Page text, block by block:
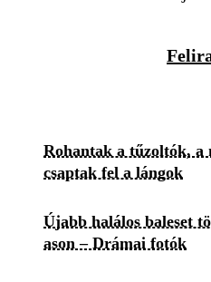
Rohantak a tűzoltók, a
csaptak fel a lángok
Újabb halálos baleset
ason – Drámai fotók